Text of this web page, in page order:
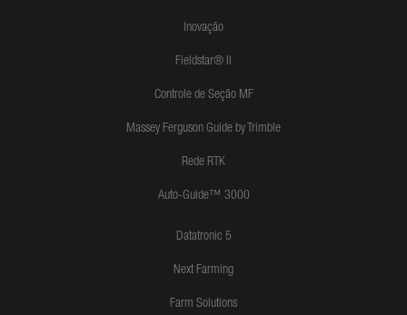
Inovação
Fieldstar® II
Controle de Seção MF
Massey Ferguson Guide by Trimble
Rede RTK
Auto-Guide™ 3000
Datatronic 5
Next Farming
Farm Solutions